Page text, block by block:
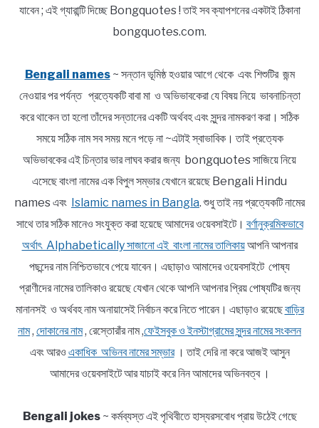
যাবেন ; এই গ্যারান্টি দিচ্ছে Bongquotes ! তাই সব ক্যাপশনের একটাই ঠিকানা
bongquotes.com.
Bengali names~ সন্তান ভূমিষ্ঠ হওয়ার আগে থেকে এবং শিশুটির জন্ম
নেওয়ার পর পর্যন্ত প্রত্যেকটি বাবা মা ও অভিভাবকেরা যে বিষয় নিয়ে ভাবনাচিন্তা
করে থাকেন তা হলো তাঁদের সন্তানের একটি অর্থবহ এবং সুন্দর নামকরণ করা। সঠিক
সময়ে সঠিক নাম সব সময় মনে পড়ে না ~এটাই স্বাভাবিক। তাই প্রত্যেক
অভিভাবকের এই চিন্তার ভার লাঘব করার জন্য bongquotes সাজিয়ে নিয়ে
এসেছে বাংলা নামের এক বিপুল সম্ভার যেখানে রয়েছে Bengali Hindu
names এবং Islamic names in Bangla. শুধু তাই নয় প্রত্যেকটি নামের
সাথে তার সঠিক মানেও সংযুক্ত করা হয়েছে আমাদের ওয়েবসাইটে। বর্ণানুক্রমিকভাবে
অর্থাৎ Alphabetically সাজানো এই বাংলা নামের তালিকায়আপনি আপনার
পছন্দের নাম নিশ্চিতভাবে পেয়ে যাবেন। এছাড়াও আমাদের ওয়েবসাইটে পোষ্য
প্রাণীদের নামের তালিকাও রয়েছে যেখান থেকে আপনি আপনার প্রিয় পোষ্যটির জন্য
মানানসই ও অর্থবহ নাম অনায়াসেই নির্বাচন করে নিতে পারেন। এছাড়াও রয়েছেবাড়ির
নাম, দোকানের নাম, রেস্তোরাঁর নাম ,ফেইসবুক ও ইনস্টাগ্রামের সুন্দর নামের সংকলন
এবং আরও একাধিক অভিনব নামের সম্ভার। তাই দেরি না করে আজই আসুন
আমাদের ওয়েবসাইটে আর যাচাই করে নিন আমাদের অভিনবত্ব ।
Bengali jokes~ কর্মব্যস্ত এই পৃথিবীতে হাস্যরসবোধ প্রায় উঠেই গেছে